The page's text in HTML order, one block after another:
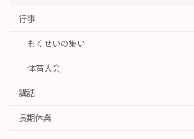
行事
もくせいの集い
体育大会
講話
長期休業